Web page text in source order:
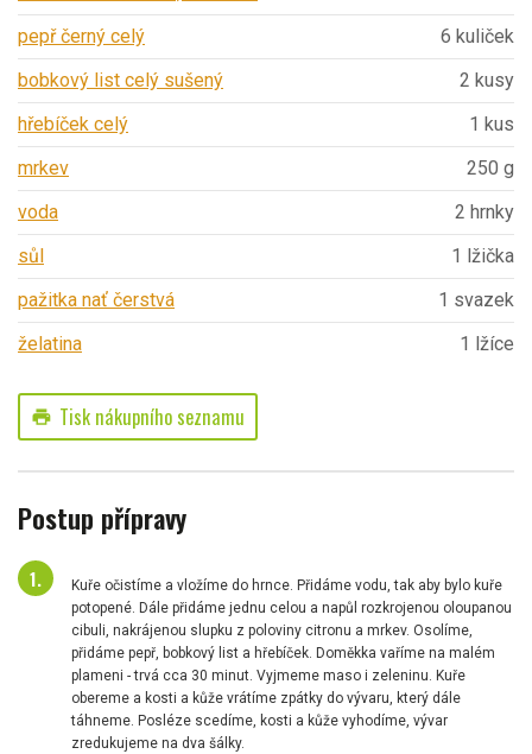
pepř černý celý
6 kuliček
bobkový list celý sušený
2 kusy
hřebíček celý
1 kus
mrkev
250 g
voda
2 hrnky
sůl
1 lžička
pažitka nať čerstvá
1 svazek
želatina
1 lžíce
print Tisk nákupního seznamu
Postup přípravy
Kuře očistíme a vložíme do hrnce. Přidáme vodu, tak aby bylo kuře
potopené. Dále přidáme jednu celou a napůl rozkrojenou oloupanou
cibuli, nakrájenou slupku z poloviny citronu a mrkev. Osolíme,
přidáme pepř, bobkový list a hřebíček. Doměkka vaříme na malém
plameni - trvá cca 30 minut. Vyjmeme maso i zeleninu. Kuře
obereme a kosti a kůže vrátíme zpátky do vývaru, který dále
táhneme. Posléze scedíme, kosti a kůže vyhodíme, vývar
zredukujeme na dva šálky.